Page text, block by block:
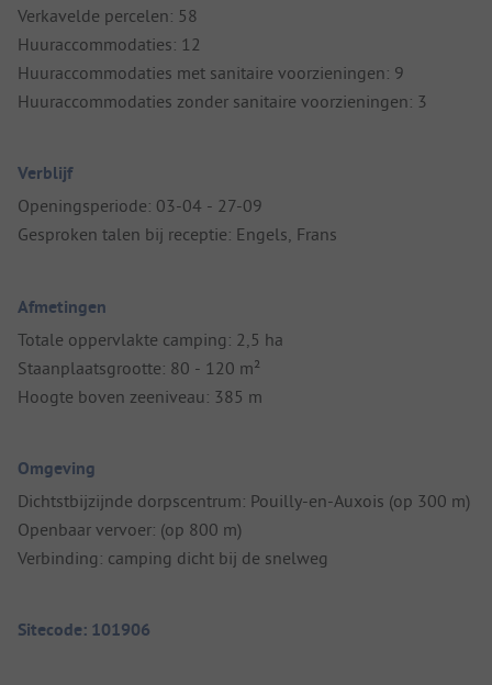
Verkavelde percelen: 58
Huuraccommodaties: 12
Huuraccommodaties met sanitaire voorzieningen: 9
Huuraccommodaties zonder sanitaire voorzieningen: 3
Verblijf
Openingsperiode: 03-04 - 27-09
Gesproken talen bij receptie: Engels, Frans
Afmetingen
Totale oppervlakte camping: 2,5 ha
Staanplaatsgrootte: 80 - 120 m²
Hoogte boven zeeniveau: 385 m
Omgeving
Dichtstbijzijnde dorpscentrum: Pouilly-en-Auxois (op 300 m)
Openbaar vervoer: (op 800 m)
Verbinding: camping dicht bij de snelweg
Sitecode: 101906